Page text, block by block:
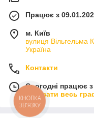
Працює з
м. Київ
вулиця Вільгельма
Україна
Контакти
Сьогодні працює
Показати весь
КНОПКА
ЗВ'ЯЗКУ